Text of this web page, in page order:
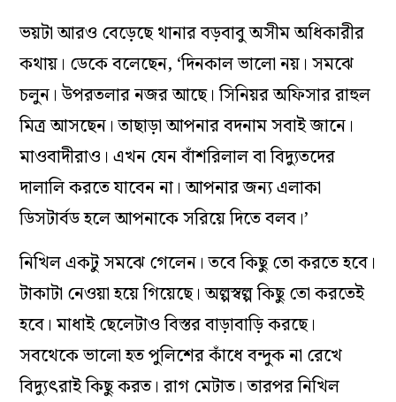
ভয়টা আরও বেড়েছে থানার বড়বাবু অসীম অধিকারীর
কথায়। ডেকে বলেছেন, ‘দিনকাল ভালো নয়। সমঝে
চলুন। উপরতলার নজর আছে। সিনিয়র অফিসার রাহুল
মিত্র আসছেন। তাছাড়া আপনার বদনাম সবাই জানে।
মাওবাদীরাও। এখন যেন বাঁশরিলাল বা বিদ্যুতদের
দালালি করতে যাবেন না। আপনার জন্য এলাকা
ডিসটার্বড হলে আপনাকে সরিয়ে দিতে বলব।’
নিখিল একটু সমঝে গেলেন। তবে কিছু তো করতে হবে।
টাকাটা নেওয়া হয়ে গিয়েছে। অল্পস্বল্প কিছু তো করতেই
হবে। মাধাই ছেলেটাও বিস্তর বাড়াবাড়ি করছে।
সবথেকে ভালো হত পুলিশের কাঁধে বন্দুক না রেখে
বিদ্যুৎরাই কিছু করত। রাগ মেটাত। তারপর নিখিল